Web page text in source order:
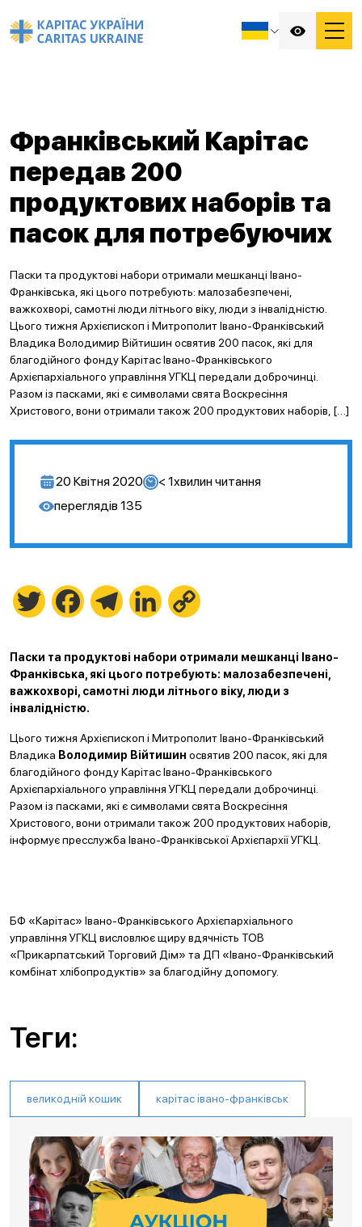
Франківський Карітас
передав 200
продуктових наборів та
пасок для потребуючих
Паски та продуктові набори отримали мешканці Івано-
Франківська, які цього потребують: малозабезпечені,
важкохворі, самотні люди літнього віку, люди з інвалідністю.
Цього тижня Архієпископ і Митрополит Івано-Франківський
Владика Володимир Війтишин освятив 200 пасок, які для
благодійного фонду Карітас Івано-Франківського
Архієпархіального управління УГКЦ передали доброчинці.
Разом із пасками, які є символами свята Воскресіння
Христового, вони отримали також 200 продуктових наборів, […]
20 Квітня 2020 < 1хвилин читання
переглядів 135
Twitter FacebookTelegramLinkedIn
Паски та продуктові набори отримали мешканці Івано-
Франківська, які цього потребують: малозабезпечені,
важкохворі, самотні люди літнього віку, люди з
інвалідністю.
Цього тижня Архієпископ і Митрополит Івано-Франківський
Владика Володимир Війтишин освятив 200 пасок, які для
благодійного фонду Карітас Івано-Франківського
Архієпархіального управління УГКЦ передали доброчинці.
Разом із пасками, які є символами свята Воскресіння
Христового, вони отримали також 200 продуктових наборів,
інформує пресслужба Івано-Франківської Архієпархії УГКЦ.
БФ «Карітас» Івано-Франківського Архієпархіального
управління УГКЦ висловлює щиру вдячність ТОВ
«Прикарпатський Торговий Дім» та ДП «Івано-Франківський
комбінат хлібопродуктів» за благодійну допомогу.
Теги:
великодній кошик карітас івано-франківськ